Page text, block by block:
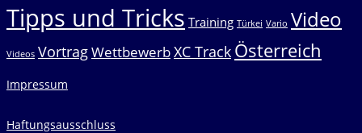
Tipps und Tricks Training Türkei Vario Video
Videos VortragWettbewerbXC Track Österreich
Impressum
Haftungsausschluss